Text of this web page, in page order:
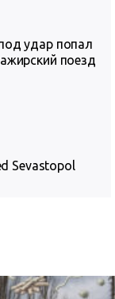
удар попал
поезд
Sevastopol